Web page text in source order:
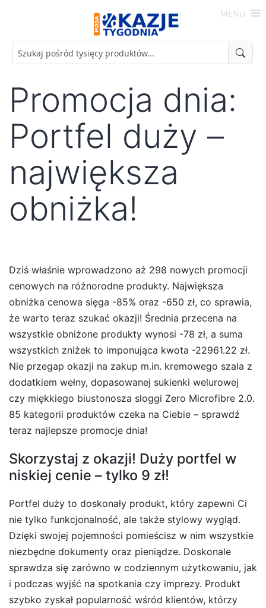
Moda
-
Okazje
MENU
Promocja dnia:
Portfel duży –
największa
obniżka!
Dziś właśnie wprowadzono aż 298 nowych promocji
cenowych na różnorodne produkty. Największa
obniżka cenowa sięga -85% oraz -650 zł, co sprawia,
że warto teraz szukać okazji! Średnia przecena na
wszystkie obniżone produkty wynosi -78 zł, a suma
wszystkich zniżek to imponująca kwota -22961.22 zł.
Nie przegap okazji na zakup m.in. kremowego szala z
dodatkiem wełny, dopasowanej sukienki welurowej
czy miękkiego biustonosza sloggi Zero Microfibre 2.0.
85 kategorii produktów czeka na Ciebie – sprawdź
teraz najlepsze promocje dnia!
Skorzystaj z okazji! Duży portfel w
niskiej cenie – tylko 9 zł!
Portfel duży to doskonały produkt, który zapewni Ci
nie tylko funkcjonalność, ale także stylowy wygląd.
Dzięki swojej pojemności pomieścisz w nim wszystkie
niezbędne dokumenty oraz pieniądze. Doskonale
sprawdza się zarówno w codziennym użytkowaniu, jak
i podczas wyjść na spotkania czy imprezy. Produkt
szybko zyskał popularność wśród klientów, którzy